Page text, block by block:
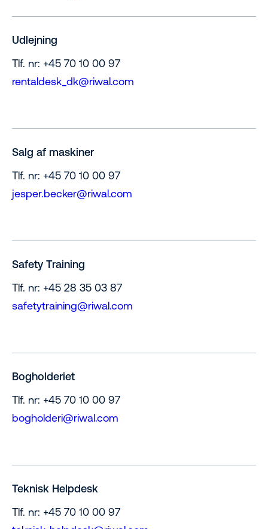
Udlejning
Tlf. nr: +45 70 10 00 97
rentaldesk_dk@riwal.com
Salg af maskiner
Tlf. nr: +45 70 10 00 97
jesper.becker@riwal.com
Safety Training
Tlf. nr: +45 28 35 03 87
safetytraining@riwal.com
Bogholderiet
Tlf. nr: +45 70 10 00 97
bogholderi@riwal.com
Teknisk Helpdesk
Tlf. nr: +45 70 10 00 97